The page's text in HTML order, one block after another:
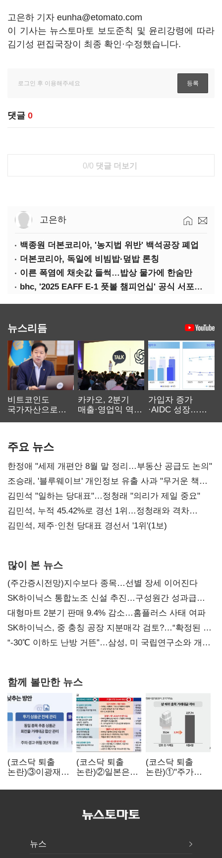
고은하 기자 eunha@etomato.com
이 기사는 뉴스토마토 보도준칙 및 윤리강령에 따라
김기성 편집국장이 최종 확인·수정했습니다.
댓글 0
0/0 댓글 더보기
고은하
백종원 더본코리아, '농지법 위반' 백석공장 폐업
더본코리아, 독일에 비빔밥·덮밥 론칭
이른 폭염에 채솟값 들썩…밥상 물가에 한숨만
bhc, '2025 EAFF E-1 풋볼 챔피언십' 공식 서포터 참여
뉴스리듬
비트코인도
국가자산으로…'
카카오, 2분기
매출·영업익 역대
가입자 증가
·AIDC 성장…
주요 뉴스
한정애 "세제 개편안 8월 말 정리…부동산 공급도 논의"
조승래, '블루웨이브' 개인정보 유출 사과 "무거운 책임
통감"
김민석 "일하는 당대표"…정청래 "의리가 제일 중요"
김민석, 누적 45.42%로 경선 1위…정청래와 격차
0.86%p(2보)
김민석, 제주·인천 당대표 경선서 '1위'(1보)
많이 본 뉴스
(주간증시전망)지수보다 종목…선별 장세 이어진다
SK하이닉스 통합노조 신설 추진…구성원간 성과급
불만 확산
대형마트 2분기 판매 9.4% 감소…홈플러스 사태 여파
SK하이닉스, 중 충칭 공장 지분매각 검토?…“확정된 바
없어”
“-30℃ 이하도 난방 거뜬”…삼성, 미 국립연구소와 개발
함께 볼만한 뉴스
(코스닥 퇴출
논란)③이광재
자동차 없애지는
(코스닥 퇴출
논란)②일본은
기다려주는데
퇴출?…
시간만으론
(코스닥 퇴출
논란)①"주가
옥토 태운다"…
뉴스